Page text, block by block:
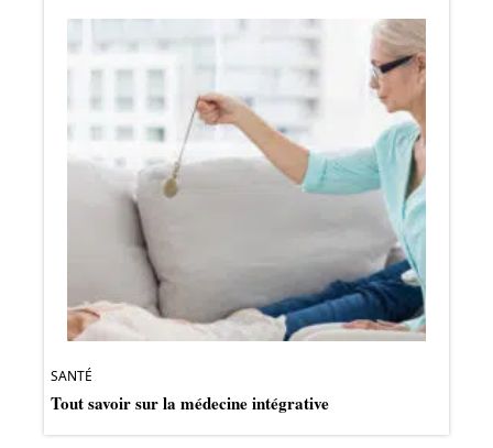
SANTÉ
Tout savoir sur la médecine intégrative